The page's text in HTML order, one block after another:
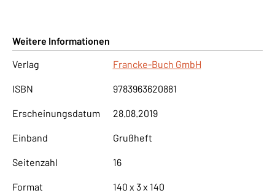
Weitere Informationen
Verlag
Francke-Buch GmbH
ISBN 9783963620881
Erscheinungsdatum 28.08.2019
Einband Grußheft
Seitenzahl 16
Format 140 x 3 x 140